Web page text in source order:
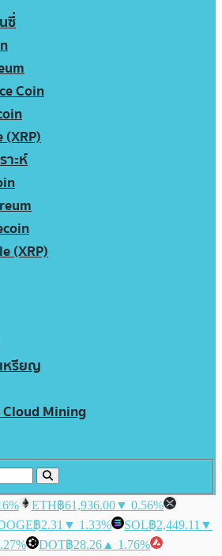
ซี่
Coin
(XRP)
าะห์
(XRP)
หรียญ
Mining
ETH฿61,936.00▼ 0.56%
฿2.31 ▼ 1.33% SOL฿2,449.11 ▼
DOT฿28.26 ▲ 1.76%